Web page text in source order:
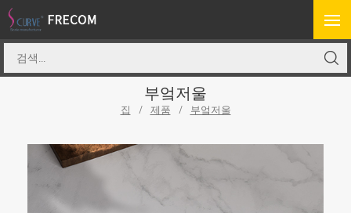
부엌저울
집 / 제품 / 부엌저울